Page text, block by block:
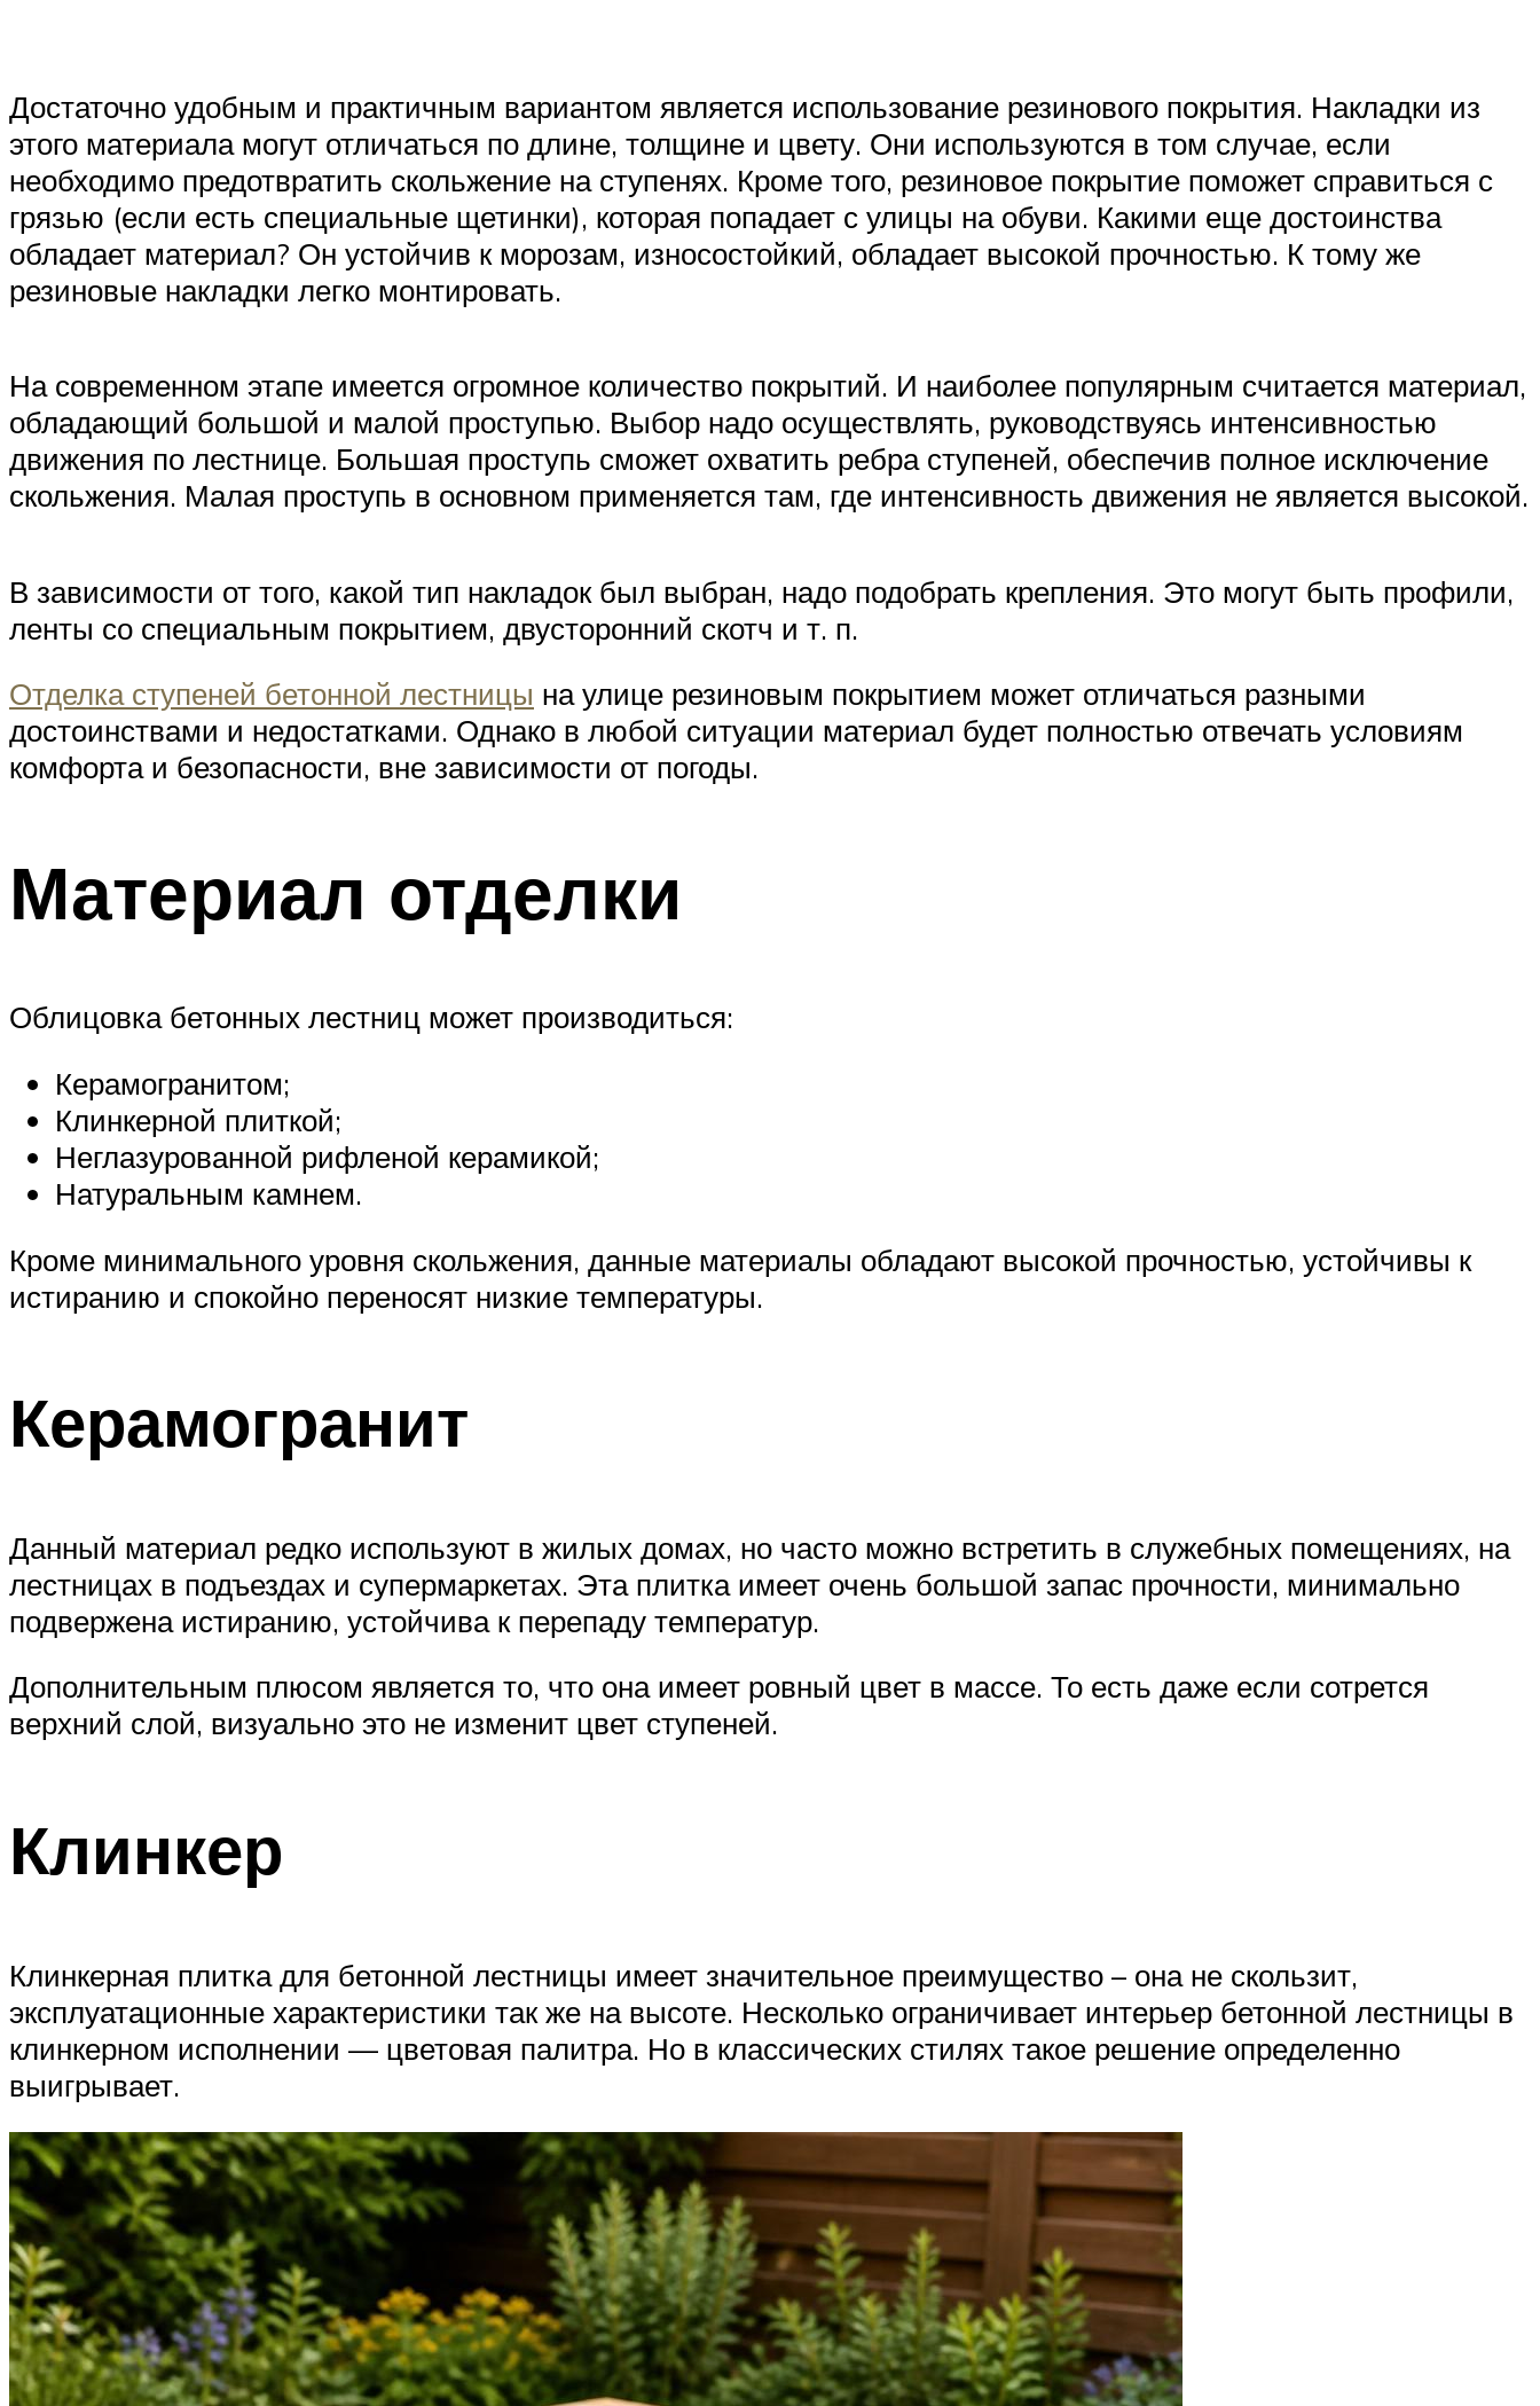
Достаточно удобным и практичным вариантом является использование резинового покрытия. Накладки из
этого материала могут отличаться по длине, толщине и цвету. Они используются в том случае, если
необходимо предотвратить скольжение на ступенях. Кроме того, резиновое покрытие поможет справиться с
грязью (если есть специальные щетинки), которая попадает с улицы на обуви. Какими еще достоинства
обладает материал? Он устойчив к морозам, износостойкий, обладает высокой прочностью. К тому же
резиновые накладки легко монтировать.
На современном этапе имеется огромное количество покрытий. И наиболее популярным считается материал,
обладающий большой и малой проступью. Выбор надо осуществлять, руководствуясь интенсивностью
движения по лестнице. Большая проступь сможет охватить ребра ступеней, обеспечив полное исключение
скольжения. Малая проступь в основном применяется там, где интенсивность движения не является высокой.
В зависимости от того, какой тип накладок был выбран, надо подобрать крепления. Это могут быть профили,
ленты со специальным покрытием, двусторонний скотч и т. п.
Отделка ступеней бетонной лестницы на улице резиновым покрытием может отличаться разными
достоинствами и недостатками. Однако в любой ситуации материал будет полностью отвечать условиям
комфорта и безопасности, вне зависимости от погоды.
Материал отделки
Облицовка бетонных лестниц может производиться:
Керамогранитом;
Клинкерной плиткой;
Неглазурованной рифленой керамикой;
Натуральным камнем.
Кроме минимального уровня скольжения, данные материалы обладают высокой прочностью, устойчивы к
истиранию и спокойно переносят низкие температуры.
Керамогранит
Данный материал редко используют в жилых домах, но часто можно встретить в служебных помещениях, на
лестницах в подъездах и супермаркетах. Эта плитка имеет очень большой запас прочности, минимально
подвержена истиранию, устойчива к перепаду температур.
Дополнительным плюсом является то, что она имеет ровный цвет в массе. То есть даже если сотрется
верхний слой, визуально это не изменит цвет ступеней.
Клинкер
Клинкерная плитка для бетонной лестницы имеет значительное преимущество – она не скользит,
эксплуатационные характеристики так же на высоте. Несколько ограничивает интерьер бетонной лестницы в
клинкерном исполнении — цветовая палитра. Но в классических стилях такое решение определенно
выигрывает.